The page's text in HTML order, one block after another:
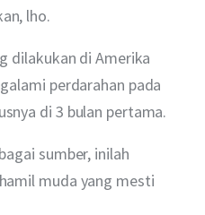
lho.
dilakukan di Amerika
perdarahan pada
di 3 bulan pertama.
sumber, inilah
muda yang mesti